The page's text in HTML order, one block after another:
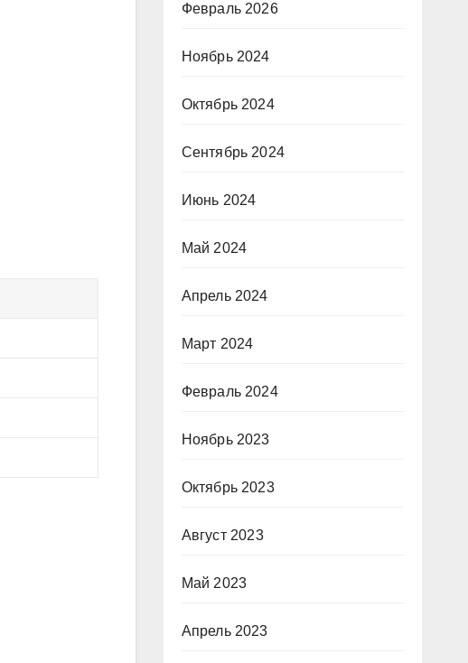
Февраль 2026
Ноябрь 2024
Октябрь 2024
Сентябрь 2024
Июнь 2024
Май 2024
Апрель 2024
Март 2024
Февраль 2024
Ноябрь 2023
Октябрь 2023
Август 2023
Май 2023
Апрель 2023